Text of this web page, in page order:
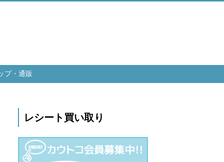
プ・通販
レシート買い取り